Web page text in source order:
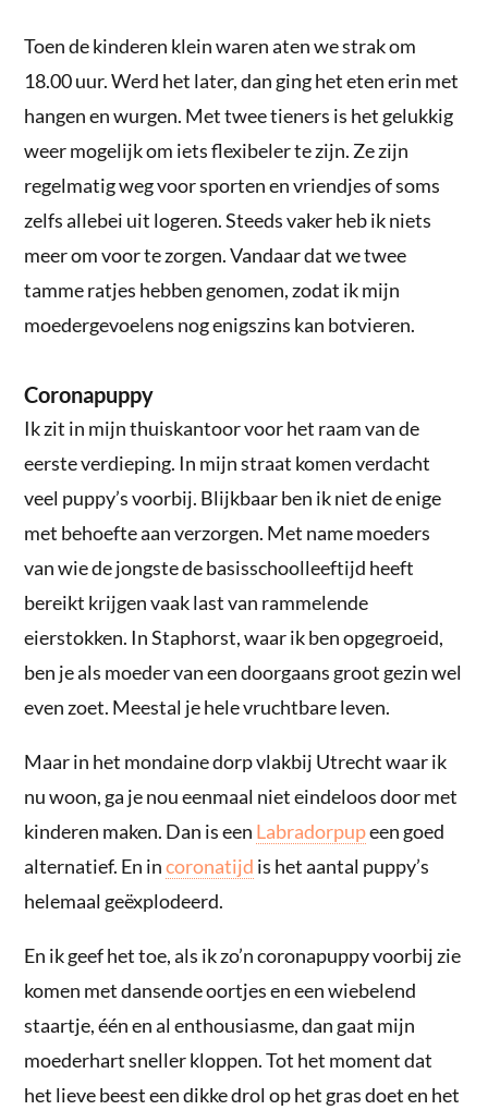
Toen de kinderen klein waren aten we strak om
18.00 uur. Werd het later, dan ging het eten erin met
hangen en wurgen. Met twee tieners is het gelukkig
weer mogelijk om iets flexibeler te zijn. Ze zijn
regelmatig weg voor sporten en vriendjes of soms
zelfs allebei uit logeren. Steeds vaker heb ik niets
meer om voor te zorgen. Vandaar dat we twee
tamme ratjes hebben genomen, zodat ik mijn
moedergevoelens nog enigszins kan botvieren.
Coronapuppy
Ik zit in mijn thuiskantoor voor het raam van de
eerste verdieping. In mijn straat komen verdacht
veel puppy’s voorbij. Blijkbaar ben ik niet de enige
met behoefte aan verzorgen. Met name moeders
van wie de jongste de basisschoolleeftijd heeft
bereikt krijgen vaak last van rammelende
eierstokken. In Staphorst, waar ik ben opgegroeid,
ben je als moeder van een doorgaans groot gezin wel
even zoet. Meestal je hele vruchtbare leven.
Maar in het mondaine dorp vlakbij Utrecht waar ik
nu woon, ga je nou eenmaal niet eindeloos door met
kinderen maken. Dan is een Labradorpupeen goed
alternatief. En incoronatijd is het aantal puppy’s
helemaal geëxplodeerd.
En ik geef het toe, als ik zo’n coronapuppy voorbij zie
komen met dansende oortjes en een wiebelend
staartje, één en al enthousiasme, dan gaat mijn
moederhart sneller kloppen. Tot het moment dat
het lieve beest een dikke drol op het gras doet en het